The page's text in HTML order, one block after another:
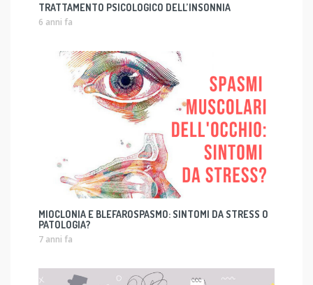
TRATTAMENTO PSICOLOGICO DELL’INSONNIA
6 anni fa
MIOCLONIA E BLEFAROSPASMO: SINTOMI DA STRESS O
PATOLOGIA?
7 anni fa